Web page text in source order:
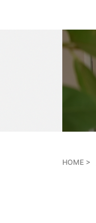
HOME